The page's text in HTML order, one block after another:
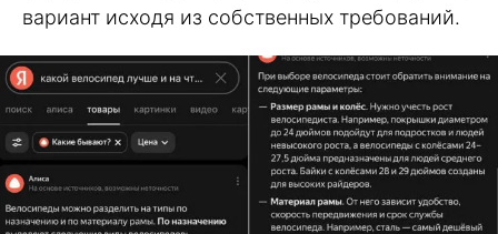
вариант исходя из собственных требований.